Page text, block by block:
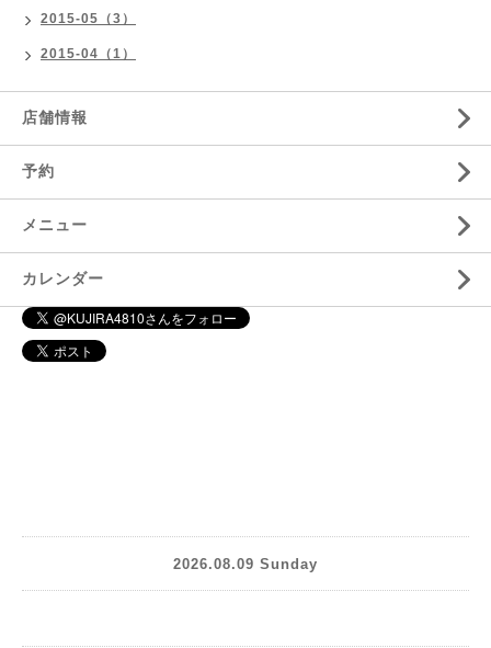
2015-05（3）
2015-04（1）
店舗情報
予約
メニュー
カレンダー
2026.08.09 Sunday